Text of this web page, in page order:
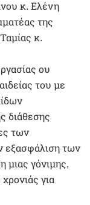
κ. Ελένη
της
κ.
ου
του με
διάθεσης
των
εξασφάλιση των
μιας γόνιμης,
για